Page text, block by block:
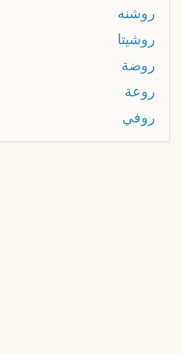
روشنه
روشيتا
روضة
روعة
روفي